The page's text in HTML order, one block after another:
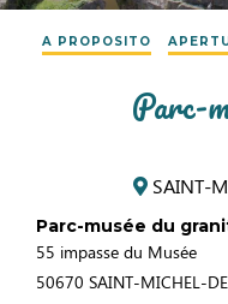
A PROPOSITO
Parc-
SAINT-
Parc-musée du
55 impasse du Musée
50670 SAINT-MICHEL-